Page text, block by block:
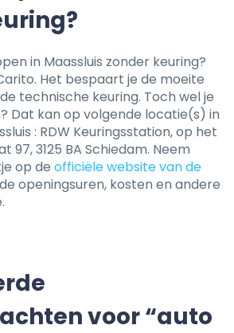
in Maassluis zonder keuring?
Het bespaart je de moeite
technische keuring. Toch wel je
Dat kan op volgende locatie(s) in
: RDW Keuringsstation, op het
97, 3125 BA Schiedam. Neem
op de officiële website van de
openingsuren, kosten en andere
voor “auto